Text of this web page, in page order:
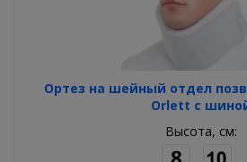
Ортез на шейный отдел
Orlett с
Высота, см: